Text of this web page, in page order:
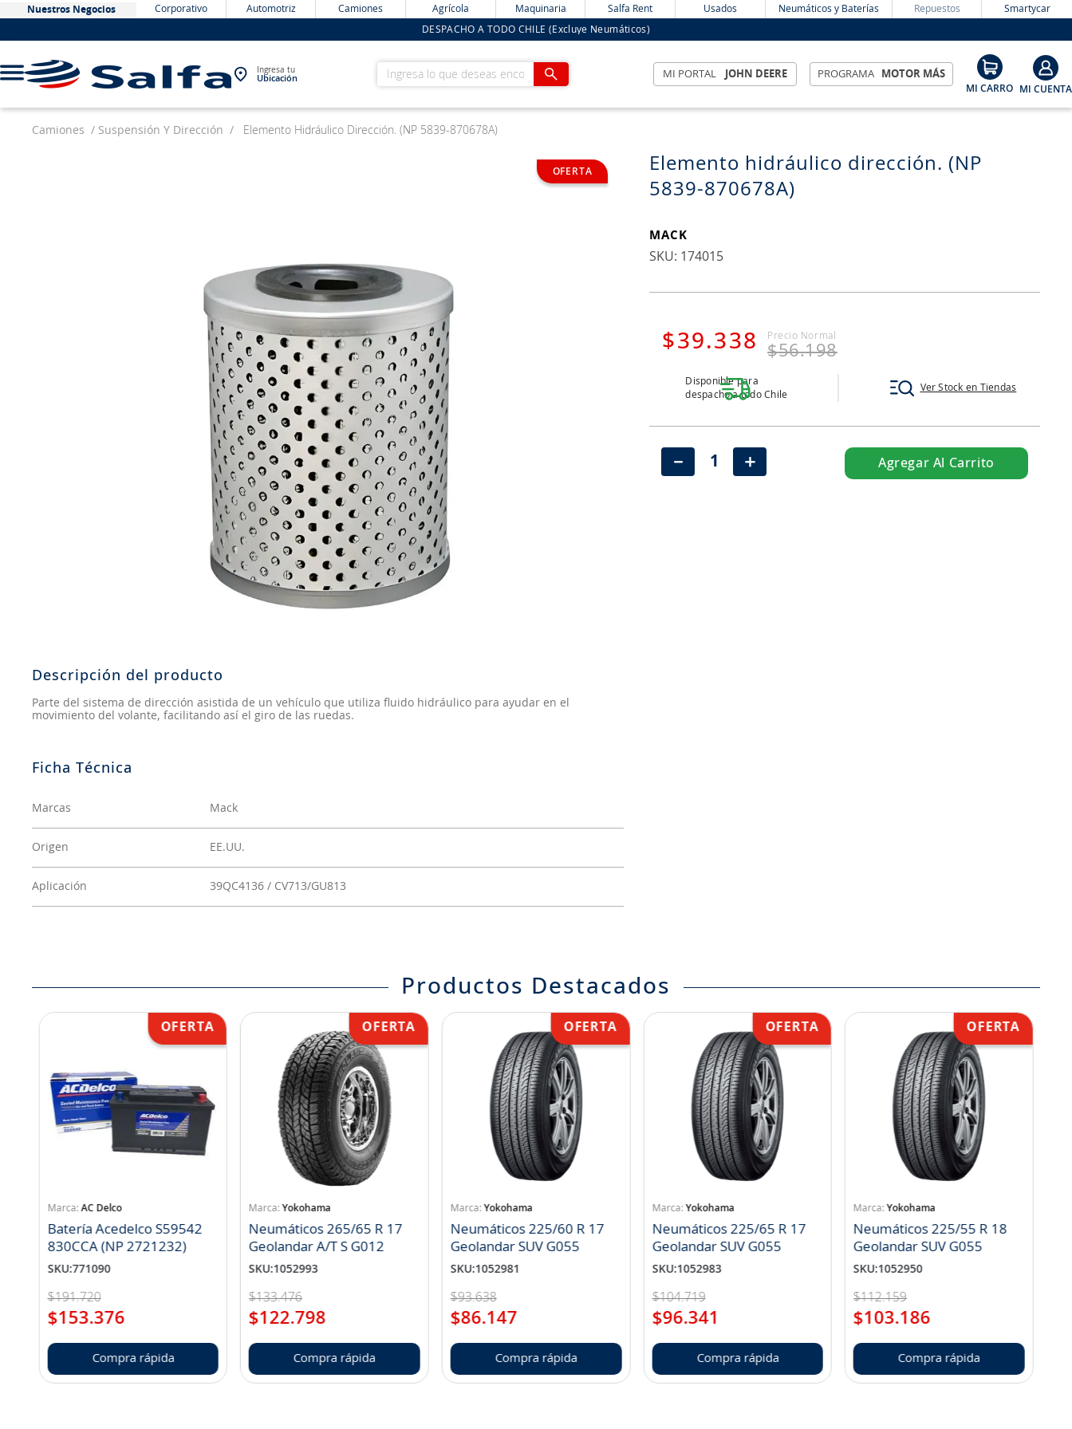
Nuestros Negocios Corporativo Automotriz Camiones Agrícola Maquinaria Salfa Rent Usados Neumáticos y Baterías Repuestos Smartycar
DESPACHO A TODO CHILE (Excluye Neumáticos)
Ingresa tu
Ubicación
Ingresa lo que deseas encontrar MI PORTAL JOHN DEERE PROGRAMA MOTOR MÁS
Camiones Suspensión Y Dirección Elemento Hidráulico Dirección. (NP 5839-870678A)
Descripción del producto
Parte del sistema de dirección asistida de un vehículo que utiliza fluido hidráulico para ayudar en el
movimiento del volante, facilitando así el giro de las ruedas.
Marcas Mack
Origen EE.UU.
Aplicación 39QC4136 / CV713/GU813
Elemento hidráulico dirección. (NP
5839-870678A)
MACK
: 174015
$39.338 $56.198
Disponible para
despacho a todo Chile
Ver Stock en Tiendas
＋
－ Agregar Al Carrito
Productos Destacados
AC Delco
Batería Acedelco S59542
830CCA (NP 2721232)
SKU:771090
$191.720
$153.376
Compra rápida
Yokohama
Neumáticos 265/65 R 17
Geolandar A/T S G012
SKU:1052993
$133.476
$122.798
Compra rápida
Yokohama
Neumáticos 225/60 R 17
Geolandar SUV G055
SKU:1052981
$93.638
$86.147
Compra rápida
Yokohama
Neumáticos 225/65 R 17
Geolandar SUV G055
SKU:1052983
$104.719
$96.341
Compra rápida
Yokohama
Neumáticos 225/55 R 18
Geolandar SUV G055
SKU:1052950
$112.159
$103.186
Compra rápida